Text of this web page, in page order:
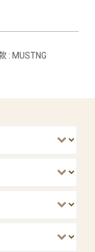
: MUSTNG